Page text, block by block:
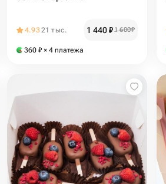
4.9321 тыс. 1 440₽1 600₽
360 ₽ × 4 платежа